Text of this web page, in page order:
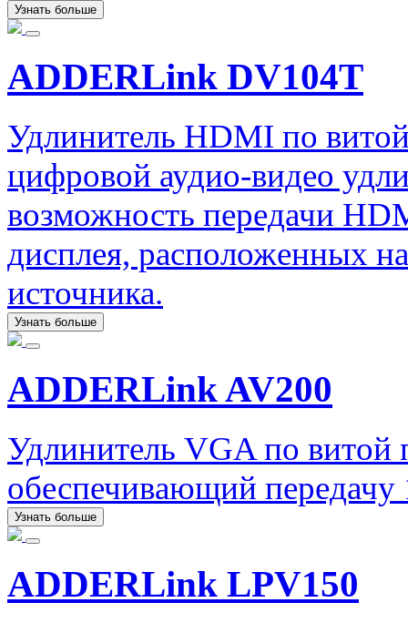
Узнать больше
ADDERLink DV104T
Удлинитель HDMI по
цифровой аудио-видео
возможность передачи
дисплея, расположенных
источника.
Узнать больше
ADDERLink AV200
Удлинитель VGA по
обеспечивающий передачу
Узнать больше
ADDERLink LPV150